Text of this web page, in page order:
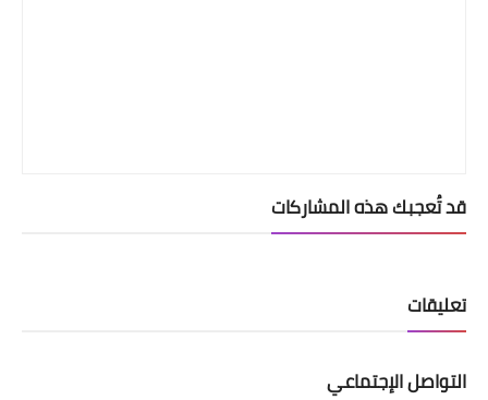
قد تُعجبك هذه المشاركات
تعليقات
التواصل الإجتماعي